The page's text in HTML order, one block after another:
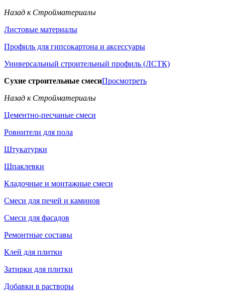
Назад к Стройматериалы
Листовые материалы
Профиль для гипсокартона и аксессуары
Универсальный строительный профиль (ЛСТК)
Сухие строительные смесиПросмотреть
Назад к Стройматериалы
Цементно-песчаные смеси
Ровнители для пола
Штукатурки
Шпаклевки
Кладочные и монтажные смеси
Смеси для печей и каминов
Смеси для фасадов
Ремонтные составы
Клей для плитки
Затирки для плитки
Добавки в растворы